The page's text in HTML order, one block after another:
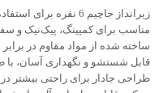
زیرانداز جاچیم 6 نفره برای استفاده در فضاهای بزرگ
مناسب برای کمپینگ، پیک‌نیک و
ساخته شده از مواد مقاوم در
قابل شستشو و نگهداری آسان، با
طراحی جادار برای راحتی بیشتر